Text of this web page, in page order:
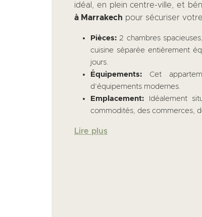
idéal, en plein centre-ville, et
à Marrakech pour sécuriser
Pièces: 2 chambres
cuisine séparée entièrement
jours.
Équipements: Cet
d’équipements modernes.
Emplacement: Idéalement
commodités, des commerces,
Lire plus